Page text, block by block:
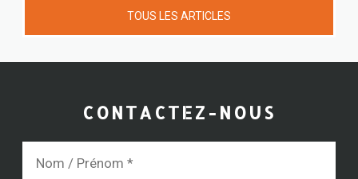
TOUS LES ARTICLES
CONTACTEZ-NOUS